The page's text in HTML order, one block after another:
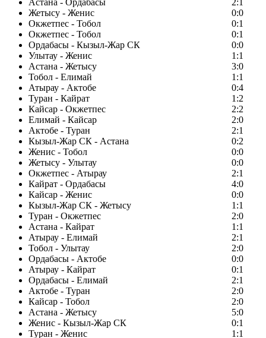
Астана - Ордабасы
2:1
Жетысу - Женис
0:0
Окжетпес - Тобол
0:1
Окжетпес - Тобол
0:1
Ордабасы - Кызыл-Жар СК
0:0
Улытау - Женис
1:1
Астана - Жетысу
3:0
Тобол - Елимай
1:1
Атырау - Актобе
0:4
Туран - Кайрат
1:2
Кайсар - Окжетпес
2:2
Елимай - Кайсар
2:0
Актобе - Туран
2:1
Кызыл-Жар СК - Астана
0:2
Женис - Тобол
0:0
Жетысу - Улытау
0:0
Окжетпес - Атырау
2:1
Кайрат - Ордабасы
4:0
Кайсар - Женис
0:0
Кызыл-Жар СК - Жетысу
1:1
Туран - Окжетпес
2:0
Астана - Кайрат
1:1
Атырау - Елимай
2:1
Тобол - Улытау
2:0
Ордабасы - Актобе
0:0
Атырау - Кайрат
0:1
Ордабасы - Елимай
2:1
Актобе - Туран
2:0
Кайсар - Тобол
2:0
Астана - Жетысу
5:0
Женис - Кызыл-Жар СК
0:1
Туран - Женис
1:1